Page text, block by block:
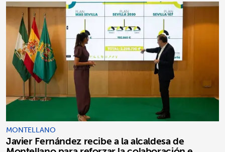
MONTELLANO
Javier Fernández recibe a la alcaldesa de